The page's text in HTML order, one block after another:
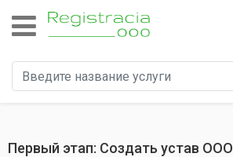
Первый этап: Создать устав ООО